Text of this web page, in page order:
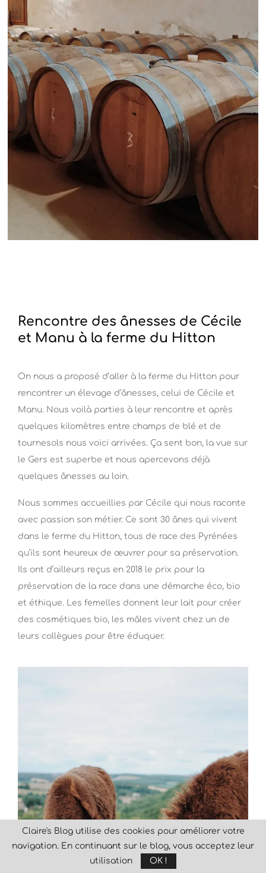
Rencontre des ânesses de Cécile
et Manu à la ferme du Hitton
On nous a proposé d’aller à la ferme du Hitton pour
rencontrer un élevage d’ânesses, celui de Cécile et
Manu. Nous voilà parties à leur rencontre et après
quelques kilomètres entre champs de blé et de
tournesols nous voici arrivées. Ça sent bon, la vue sur
le Gers est superbe et nous apercevons déjà
quelques ânesses au loin.
Nous sommes accueillies par Cécile qui nous raconte
avec passion son métier. Ce sont 30 ânes qui vivent
dans le ferme du Hitton, tous de race des Pyrénées
qu’ils sont heureux de œuvrer pour sa préservation.
Ils ont d’ailleurs reçus en 2018 le prix pour la
préservation de la race dans une démarche éco, bio
et éthique. Les femelles donnent leur lait pour créer
des cosmétiques bio, les mâles vivent chez un de
leurs collègues pour être éduquer.
Claire's Blog utilise des cookies pour améliorer votre
navigation. En continuant sur le blog, vous acceptez leur
utilisation
OK !